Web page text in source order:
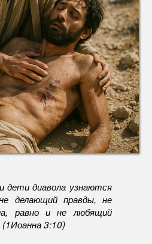
дети диавола узнаются
делающий правды, не
равно и не любящий
3:10)